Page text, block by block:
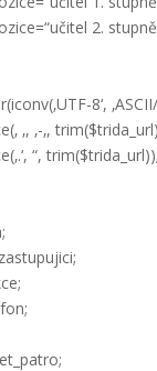
2.
8‘,
‚, ‚-‚,
“, trim($trida_url));